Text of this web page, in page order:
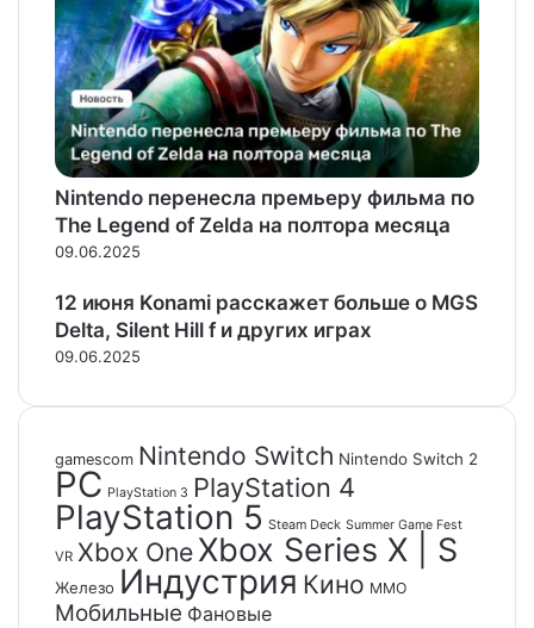
Nintendo перенесла премьеру фильма по
The Legend of Zelda на полтора месяца
09.06.2025
12 июня Konami расскажет больше о MGS
Delta, Silent Hill f и других играх
09.06.2025
gamescom Nintendo Switch Nintendo Switch 2
PC PlayStation 3 PlayStation 4
PlayStation 5 Steam Deck Summer Game Fest
VR Xbox OneXbox Series X | S
Железо Индустрия Кино ММО
Мобильные Фановые